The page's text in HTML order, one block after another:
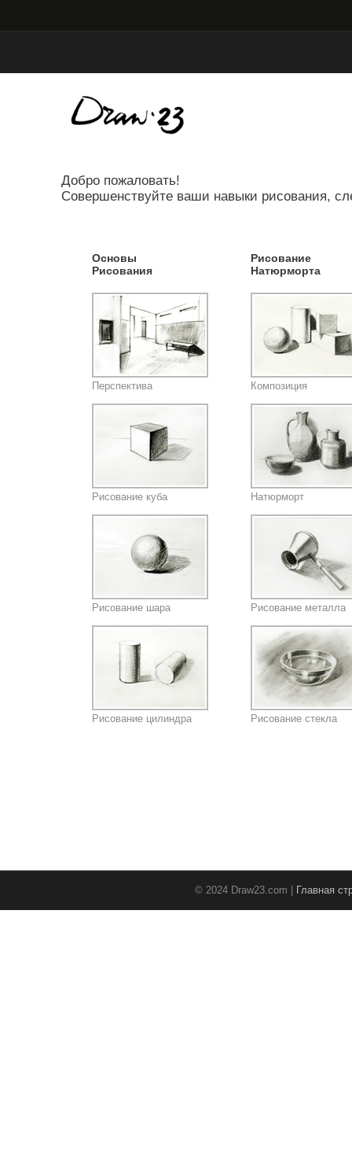
Добро пожаловать!
Совершенствуйте ваши навыки рисования,
Основы
Рисования
Перспектива
Рисование куба
Рисование шара
Рисование цилиндра
Рисование
Натюрморта
Композиция
Натюрморт
Рисование металла
Рисование стекла
© 2024 Draw23.com | Главная